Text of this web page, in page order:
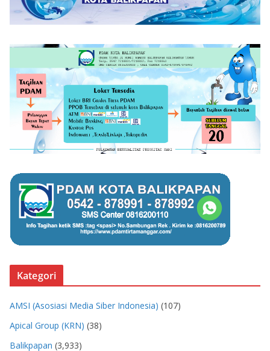
Kategori
AMSI (Asosiasi Media Siber Indonesia) (107)
Apical Group (KRN) (38)
Balikpapan (3,933)